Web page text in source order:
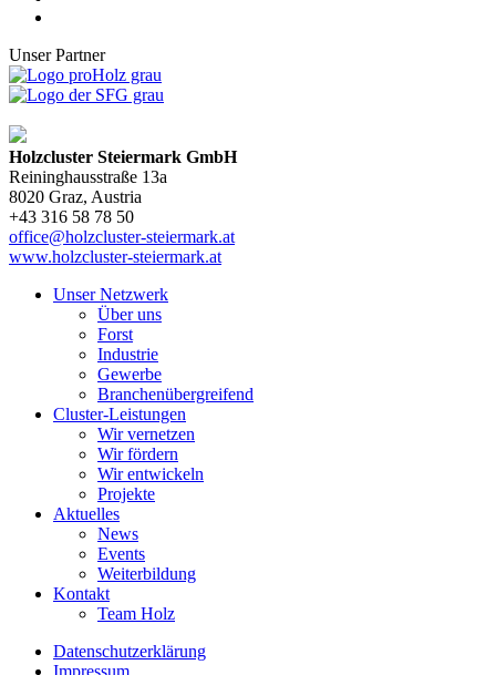
Unser Partner
Holzcluster Steiermark GmbH
Reininghausstraße 13a
8020 Graz, Austria
+43 316 58 78 50
office@holzcluster-steiermark.at
www.holzcluster-steiermark.at
Unser Netzwerk
Über uns
Forst
Industrie
Gewerbe
Branchenübergreifend
Cluster-Leistungen
Wir vernetzen
Wir fördern
Wir entwickeln
Projekte
Aktuelles
News
Events
Weiterbildung
Kontakt
Team Holz
Datenschutzerklärung
Impressum